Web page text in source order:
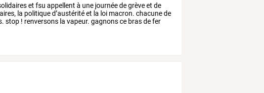
et fsu appellent à une journéedegrèveet de
la politiqued’austéritéet la loi macron. chacunede
stop ! renversons la vapeur. gagnonsce brasdefer